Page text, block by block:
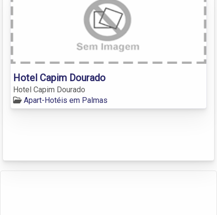
Hotel Capim Dourado
Hotel Capim Dourado
Apart-Hotéis em Palmas